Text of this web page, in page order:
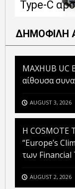
Type-C
ΔΗΜΟΦΙΛΗ
MAXHUB UC
αίθουσα
AUGUST 3, 2026
Η COSMOTE
“Europe’s
των Financial
AUGUST 2, 2026